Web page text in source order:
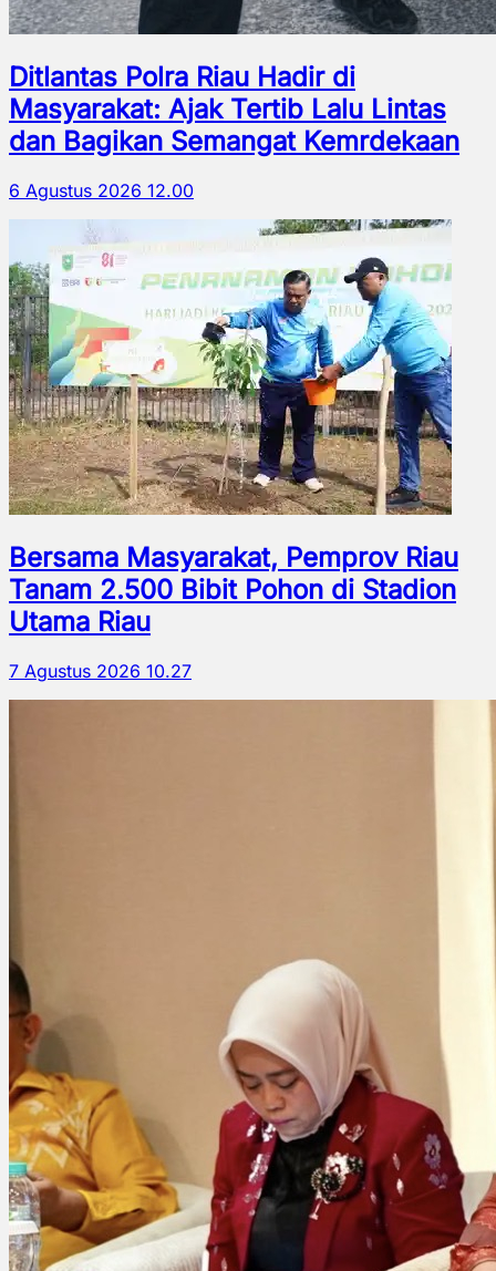
Ditlantas Polra Riau Hadir di
Masyarakat: Ajak Tertib Lalu Lintas
dan Bagikan Semangat Kemrdekaan
6 Agustus 2026 12.00
Bersama Masyarakat, Pemprov Riau
Tanam 2.500 Bibit Pohon di Stadion
Utama Riau
7 Agustus 2026 10.27